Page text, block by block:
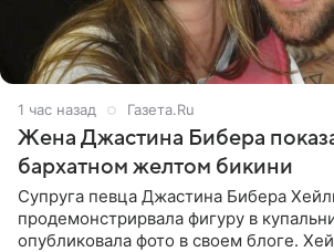
1 час назад Газета.Ru
Жена Джастина Бибера
бархатном желтом бикини
Супруга певца Джастина Бибера
продемонстрирвала фигуру в
опубликовала фото в своем блоге.